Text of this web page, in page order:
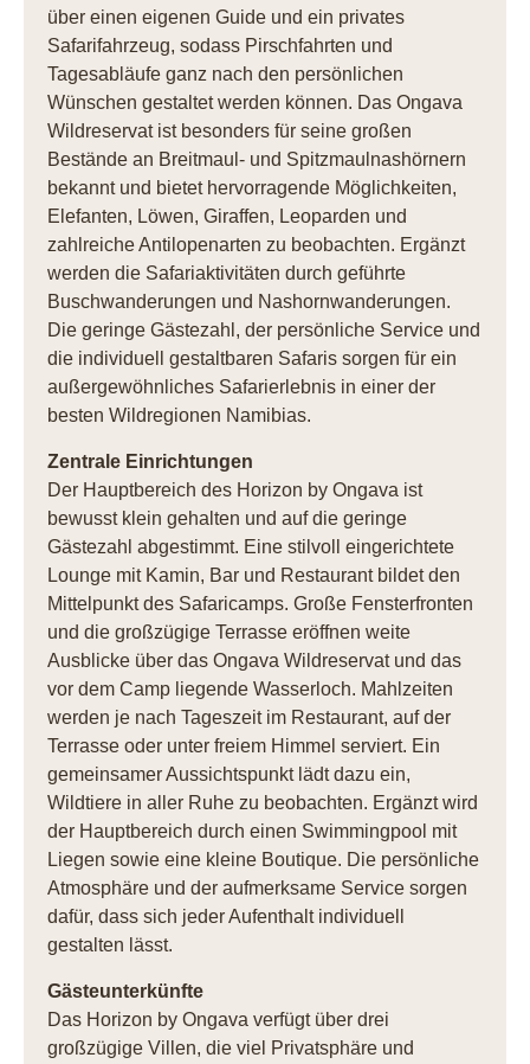
über einen eigenen Guide und ein privates
Safarifahrzeug, sodass Pirschfahrten und
Tagesabläufe ganz nach den persönlichen
Wünschen gestaltet werden können. Das Ongava
Wildreservat ist besonders für seine großen
Bestände an Breitmaul- und Spitzmaulnashörnern
bekannt und bietet hervorragende Möglichkeiten,
Elefanten, Löwen, Giraffen, Leoparden und
zahlreiche Antilopenarten zu beobachten. Ergänzt
werden die Safariaktivitäten durch geführte
Buschwanderungen und Nashornwanderungen.
Die geringe Gästezahl, der persönliche Service und
die individuell gestaltbaren Safaris sorgen für ein
außergewöhnliches Safarierlebnis in einer der
besten Wildregionen Namibias.
Zentrale Einrichtungen
Der Hauptbereich des Horizon by Ongava ist
bewusst klein gehalten und auf die geringe
Gästezahl abgestimmt. Eine stilvoll eingerichtete
Lounge mit Kamin, Bar und Restaurant bildet den
Mittelpunkt des Safaricamps. Große Fensterfronten
und die großzügige Terrasse eröffnen weite
Ausblicke über das Ongava Wildreservat und das
vor dem Camp liegende Wasserloch. Mahlzeiten
werden je nach Tageszeit im Restaurant, auf der
Terrasse oder unter freiem Himmel serviert. Ein
gemeinsamer Aussichtspunkt lädt dazu ein,
Wildtiere in aller Ruhe zu beobachten. Ergänzt wird
der Hauptbereich durch einen Swimmingpool mit
Liegen sowie eine kleine Boutique. Die persönliche
Atmosphäre und der aufmerksame Service sorgen
dafür, dass sich jeder Aufenthalt individuell
gestalten lässt.
Gästeunterkünfte
Das Horizon by Ongava verfügt über drei
großzügige Villen, die viel Privatsphäre und